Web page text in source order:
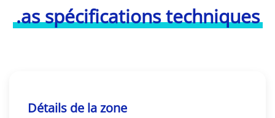
.as spécifications techniques
Détails de la zone